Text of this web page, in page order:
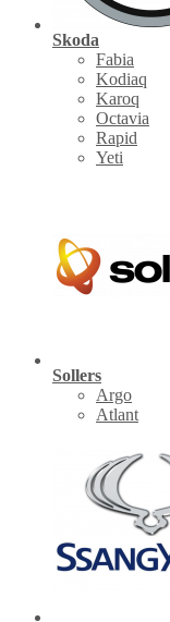
Skoda
Fabia
Kodiaq
Karoq
Octavia
Rapid
Yeti
Sollers
Argo
Atlant